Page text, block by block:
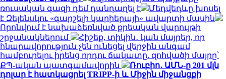
ռուսական գազի դեմ դանդաղել է
Մեդվեդևը խոսել
է Զելենսկու «գարշելի կարիերայի» ավարտի մասին
Որոնվում է նախաձեռնված քրեական վարույթի
շրջանակներում
Հիշեք, տիկին․ կան մայրեր, որ
հնարավորություն չեն ունեցել վերջին անգամ
համբուրելու իրենց որդու ճակատը. զոհվածի մայրը՝
ՔՊ-ական պատգամավորին
Ռուբիո․ ԱՄՆ-ը 201 մլն
դոլար է հատկացրել TRIPP-ի և Միջին միջանցքի